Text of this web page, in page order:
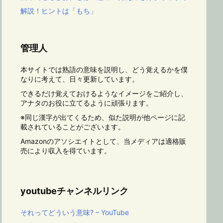
解説！ヒントは「もち」
管理人
本サイトでは熟語の意味を説明し、どう覚えるかを僕
なりに考えて、日々更新しています。
できるだけ覚えておけるようなイメージをご紹介し、
アナタのお役に立てるように頑張ります。
※同じ漢字が出てくるため、似た説明が他ページに記
載されていることがございます。
Amazonのアソシエイトとして、当メディアは適格販
売により収入を得ています。
youtubeチャンネルリンク
それってどういう意味? – YouTube